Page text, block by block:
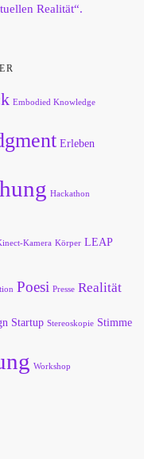
Realität“.
Embodied Knowledge
Erleben
Hackathon
Kamera Körper LEAP
Poesi Presse Realität
Startup Stereoskopie Stimme
Workshop